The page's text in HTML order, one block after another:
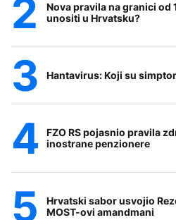
Nova pravila na granici od
unositi u Hrvatsku?
Hantavirus: Koji su
FZO RS pojasnio pravila
inostrane penzionere
Hrvatski sabor usvojio
MOST-ovi amandmani